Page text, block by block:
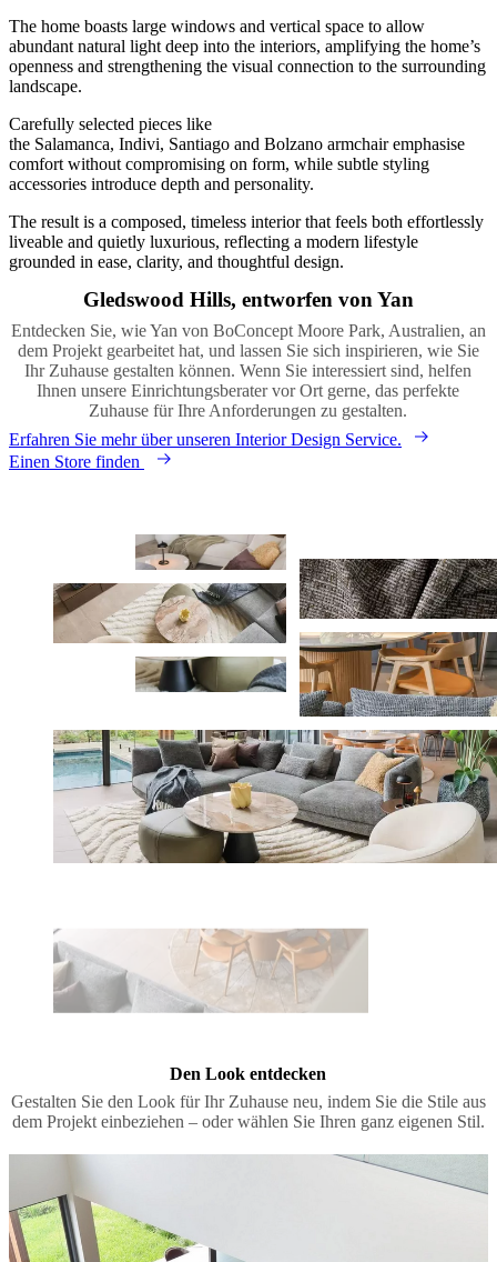
The home boasts large windows and vertical space to allow
abundant natural light deep into the interiors, amplifying the home’s
openness and strengthening the visual connection to the surrounding
landscape.
Carefully selected pieces like
the Salamanca, Indivi, Santiago and Bolzano armchair emphasise
comfort without compromising on form, while subtle styling
accessories introduce depth and personality.
The result is a composed, timeless interior that feels both effortlessly
liveable and quietly luxurious, reflecting a modern lifestyle
grounded in ease, clarity, and thoughtful design.
Gledswood Hills, entworfen von Yan
Entdecken Sie, wie Yan von BoConcept Moore Park, Australien, an
dem Projekt gearbeitet hat, und lassen Sie sich inspirieren, wie Sie
Ihr Zuhause gestalten können. Wenn Sie interessiert sind, helfen
Ihnen unsere Einrichtungsberater vor Ort gerne, das perfekte
Zuhause für Ihre Anforderungen zu gestalten.
Erfahren Sie mehr über unseren Interior Design Service.
Einen Store finden
Den Look entdecken
Gestalten Sie den Look für Ihr Zuhause neu, indem Sie die Stile aus
dem Projekt einbeziehen – oder wählen Sie Ihren ganz eigenen Stil.